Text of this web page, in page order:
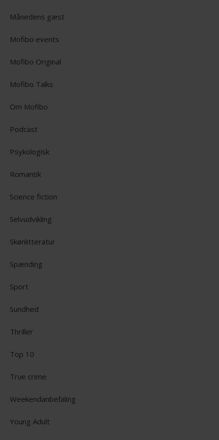
Månedens gæst
Mofibo events
Mofibo Original
Mofibo Talks
Om Mofibo
Podcast
Psykologisk
Romantik
Science fiction
Selvudvikling
Skønlitteratur
Spænding
Sport
Sundhed
Thriller
Top 10
True crime
Weekendanbefaling
Young Adult